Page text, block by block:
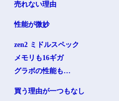
売れない理由
性能が微妙
zen2 ミドルスペック
メモリも16ギガ
グラボの性能も…
買う理由が一つもなし